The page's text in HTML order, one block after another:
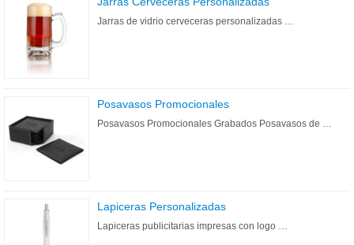
Jarras de vidrio cerveceras personalizadas …
Posavasos Promocionales
Posavasos Promocionales Grabados Posavasos de …
Lapiceras Personalizadas
Lapiceras publicitarias impresas con logo …